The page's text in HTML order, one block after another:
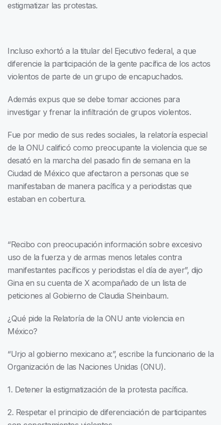
estigmatizar las protestas.
Incluso exhortó a la titular del Ejecutivo federal, a que
diferencie la participación de la gente pacífica de los actos
violentos de parte de un grupo de encapuchados.
Además expus que se debe tomar acciones para
investigar y frenar la infiltración de grupos violentos.
Fue por medio de sus redes sociales, la relatoría especial
de la ONU calificó como preocupante la violencia que se
desató en la marcha del pasado fin de semana en la
Ciudad de México que afectaron a personas que se
manifestaban de manera pacífica y a periodistas que
estaban en cobertura.
“Recibo con preocupación información sobre excesivo
uso de la fuerza y de armas menos letales contra
manifestantes pacíficos y periodistas el día de ayer”, dijo
Gina en su cuenta de X acompañado de un lista de
peticiones al Gobierno de Claudia Sheinbaum.
¿Qué pide la Relatoría de la ONU ante violencia en
México?
“Urjo al gobierno mexicano a:”, escribe la funcionario de la
Organización de las Naciones Unidas (ONU).
1. Detener la estigmatización de la protesta pacífica.
2. Respetar el principio de diferenciación de participantes